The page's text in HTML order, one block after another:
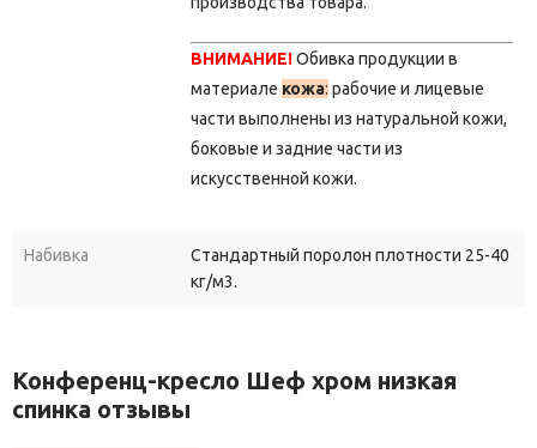
ВНИМАНИЕ!Обивка продукции в
материале кожа: рабочие и лицевые
части выполнены из натуральной кожи,
боковые и задние части из
искусственной кожи.
Набивка
Стандартный поролон плотности 25-40
кг/м3.
Конференц-кресло Шеф хром низкая
спинка отзывы